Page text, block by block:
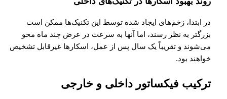
در ابتدا، زخم‌های ایجاد شده توسط این تکنیک‌ها ممکن است
بزرگتر به نظر رسند، اما آنها به سرعت در عرض چند ماه محو
می‌شوند و تقریباً یک سال پس از عمل، اسکارها غیرقابل تشخیص
خواهند بود.
ترکیب فیکساتور داخلی و خارجی